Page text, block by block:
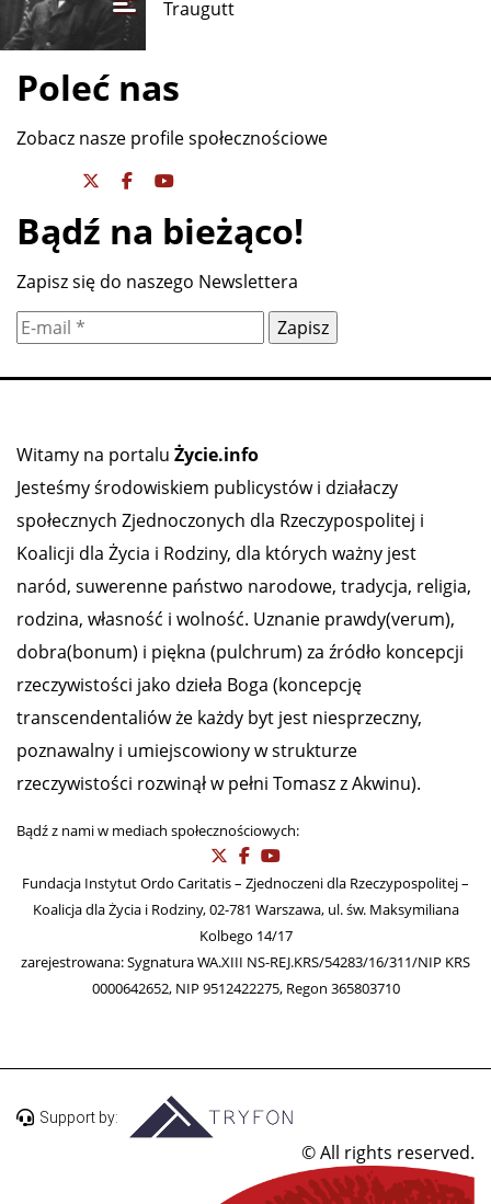
Traugutt
Poleć nas
Zobacz nasze profile społecznościowe
Bądź na bieżąco!
Zapisz się do naszego Newslettera
Witamy na portalu Życie.info
Jesteśmy środowiskiem publicystów i działaczy
społecznych Zjednoczonych dla Rzeczypospolitej i
Koalicji dla Życia i Rodziny, dla których ważny jest
naród, suwerenne państwo narodowe, tradycja, religia,
rodzina, własność i wolność. Uznanie prawdy(verum),
dobra(bonum) i piękna (pulchrum) za źródło koncepcji
rzeczywistości jako dzieła Boga (koncepcję
transcendentaliów że każdy byt jest niesprzeczny,
poznawalny i umiejscowiony w strukturze
rzeczywistości rozwinął w pełni Tomasz z Akwinu).
Bądź z nami w mediach społecznościowych:
Fundacja Instytut Ordo Caritatis – Zjednoczeni dla Rzeczypospolitej –
Koalicja dla Życia i Rodziny, 02-781 Warszawa, ul. św. Maksymiliana
Kolbego 14/17
zarejestrowana: Sygnatura WA.XIII NS-REJ.KRS/54283/16/311/NIP KRS
0000642652, NIP 9512422275, Regon 365803710
Support by:
© All rights reserved.